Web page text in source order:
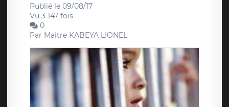
Publié le 09/08/17
Vu 3 147 fois
0
Par Maitre KABEYA LIONEL